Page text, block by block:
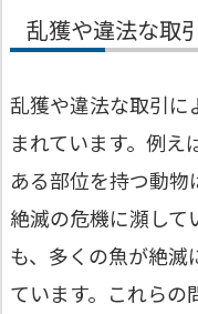
乱獲や違法な取
乱獲や違法な取引に
まれています。例
ある部位を持つ動物
絶滅の危機に瀕して
も、多くの魚が絶滅
ています。これらの